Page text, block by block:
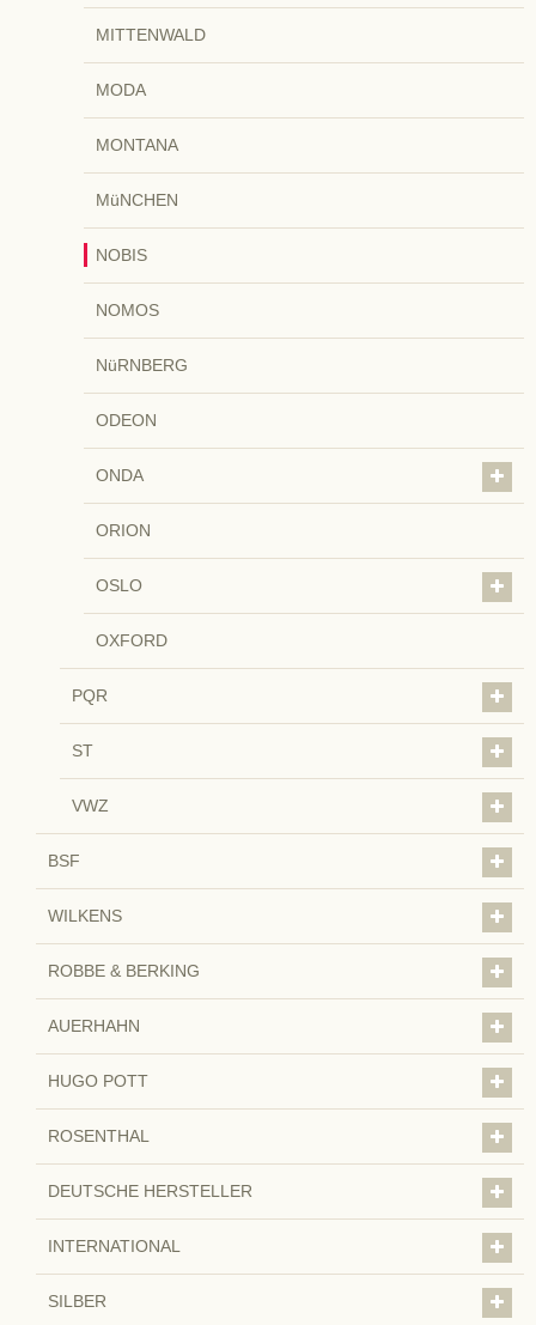
MITTENWALD
MODA
MONTANA
MüNCHEN
NOBIS
NOMOS
NüRNBERG
ODEON
ONDA
ORION
OSLO
OXFORD
PQR
ST
VWZ
BSF
WILKENS
ROBBE & BERKING
AUERHAHN
HUGO POTT
ROSENTHAL
DEUTSCHE HERSTELLER
INTERNATIONAL
SILBER